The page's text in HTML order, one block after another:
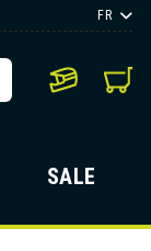
FR
SALE